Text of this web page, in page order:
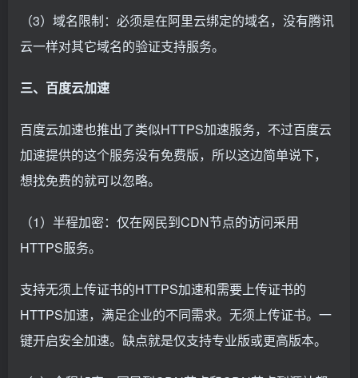
（3）域名限制：必须是在阿里云绑定的域名，没有腾讯
云一样对其它域名的验证支持服务。
三、百度云加速
百度云加速也推出了类似HTTPS加速服务，不过百度云
加速提供的这个服务没有免费版，所以这边简单说下，
想找免费的就可以忽略。
（1）半程加密：仅在网民到CDN节点的访问采用
HTTPS服务。
支持无须上传证书的HTTPS加速和需要上传证书的
HTTPS加速，满足企业的不同需求。无须上传证书。一
键开启安全加速。缺点就是仅支持专业版或更高版本。